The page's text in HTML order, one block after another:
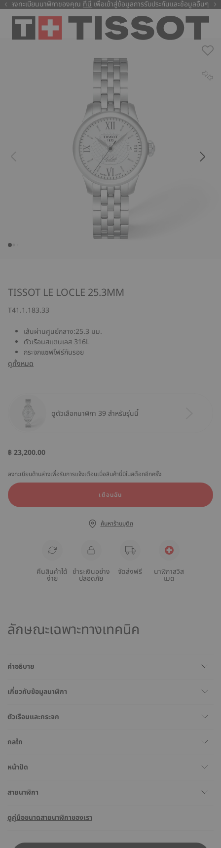
ลงทะเบียนนาฬิกาของคุณ ที่นี่ เพื่อเข้าสู่ข้อมูลการรับประกันและข้อมูลอื่นๆ
ที่นี่
TISSOT LE LOCLE 25.3MM
T41.1.183.33
เส้นผ่านศูนย์กลาง:25.3 มม.
ตัวเรือนสแตนเลส 316L
กระจกแซฟไฟร์กันรอย
ดูทั้งหมด
ดูตัวเลือกนาฬิกา 39 สำหรับรุ่นนี้
฿ 23,200.00
ลงทะเบียนด้านล่างเพื่อรับการแจ้งเตือนเมื่อสินค้านี้มีในสต็อกอีกครั้ง
เตือนฉัน
ค้นหาร้านบูติก
คืนสินค้าได้
ง่าย
ชำระเงินอย่าง
ปลอดภัย
จัดส่งฟรี นาฬิกาสวิส
เมด
ลักษณะเฉพาะทางเทคนิค
คำอธิบาย
เกี่ยวกับข้อมูลนาฬิกา
ตัวเรือนและกระจก
กลไก
หน้าปัด
สายนาฬิกา
ดูคู่มือขนาดสายนาฬิกาของเรา